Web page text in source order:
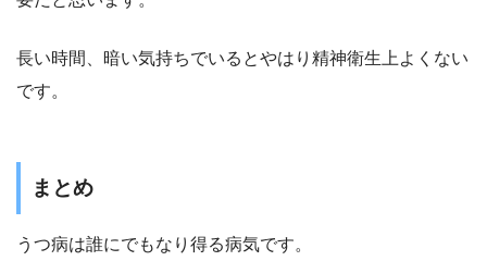
長い時間、暗い気持ちでいるとやはり精神衛生上よくない
です。
まとめ
うつ病は誰にでもなり得る病気です。